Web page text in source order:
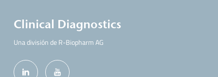
Clinical Diagnostics
Una división de R-Biopharm AG